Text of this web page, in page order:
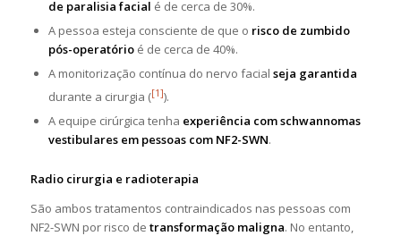
de paralisia facial é de cerca de 30%.
A pessoa esteja consciente de que o risco de zumbido
pós-operatórioé de cerca de 40%.
A monitorização contínua do nervo facial seja garantida
durante a cirurgia ([1]).
A equipe cirúrgica tenha experiência com schwannomas
vestibulares em pessoas com NF2-SWN.
Radio cirurgia e radioterapia
São ambos tratamentos contraindicados nas pessoas com
NF2-SWN por risco de transformação maligna. No entanto,